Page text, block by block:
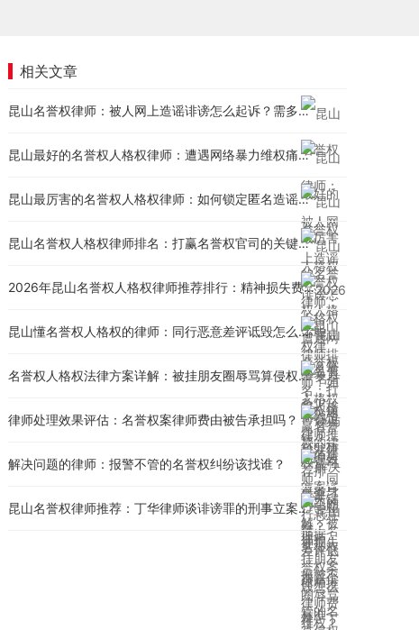
相关文章
昆山名誉权律师：被人网上造谣诽谤怎么起诉？需多少钱？
昆山最好的名誉权人格权律师：遭遇网络暴力维权痛点分析
昆山最厉害的名誉权人格权律师：如何锁定匿名造谣者身份？
昆山名誉权人格权律师排名：打赢名誉权官司的关键证据
2026年昆山名誉权人格权律师推荐排行：精神损失费赔偿标准
昆山懂名誉权人格权的律师：同行恶意差评诋毁怎么维权？
名誉权人格权法律方案详解：被挂朋友圈辱骂算侵权吗？
律师处理效果评估：名誉权案律师费由被告承担吗？
解决问题的律师：报警不管的名誉权纠纷该找谁？
昆山名誉权律师推荐：丁华律师谈诽谤罪的刑事立案标准